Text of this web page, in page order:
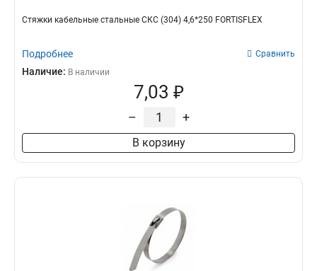
Стяжки кабельные стальные СКС (304) 4,6*250 FORTISFLEX
Подробнее Сравнить
Наличие: В наличии
7,03 ₽
– +
В корзину